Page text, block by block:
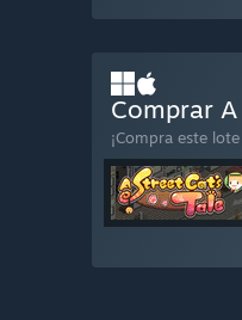
Comprar
¡Compra este